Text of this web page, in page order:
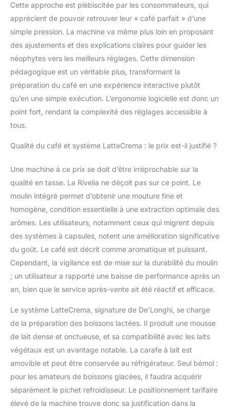
les cuisines, en blanc
Cette approche est plébiscitée par les consommateurs, qui
apprécient de pouvoir retrouver leur « café parfait » d’une
simple pression. La machine va même plus loin en proposant
des ajustements et des explications claires pour guider les
néophytes vers les meilleurs réglages. Cette dimension
pédagogique est un véritable plus, transformant la
préparation du café en une expérience interactive plutôt
qu’en une simple exécution. L’ergonomie logicielle est donc un
point fort, rendant la complexité des réglages accessible à
tous.
Qualité du café et système LatteCrema : le prix est-il justifié ?
Une machine à ce prix se doit d’être irréprochable sur la
qualité en tasse. La Rivelia ne déçoit pas sur ce point. Le
moulin intégré permet d’obtenir une mouture fine et
homogène, condition essentielle à une extraction optimale des
arômes. Les utilisateurs, notamment ceux qui migrent depuis
des systèmes à capsules, notent une amélioration significative
du goût. Le café est décrit comme aromatique et puissant.
Cependant, la vigilance est de mise sur la durabilité du moulin
; un utilisateur a rapporté une baisse de performance après un
an, bien que le service après-vente ait été réactif et efficace.
Le système LatteCrema, signature de De’Longhi, se charge
de la préparation des boissons lactées. Il produit une mousse
de lait dense et onctueuse, et sa compatibilité avec les laits
végétaux est un avantage notable. La carafe à lait est
amovible et peut être conservée au réfrigérateur. Seul bémol :
pour les amateurs de boissons glacées, il faudra acquérir
séparément le pichet refroidisseur. Le positionnement tarifaire
élevé de la machine trouve donc sa justification dans la